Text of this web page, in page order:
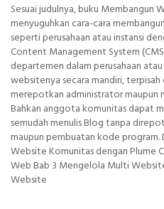
Sesuai judulnya, buku Membangun
menyuguhkan cara-cara
seperti perusahaan atau instansi
Content Management System
departemen dalam perusahaan
websitenya secara mandiri,
merepotkan administrator maupun
Bahkan anggota komunitas dapat
semudah menulis Blog tanpa
maupun pembuatan kode program.
Website Komunitas dengan Plume
Web Bab 3 Mengelola Multi
Website